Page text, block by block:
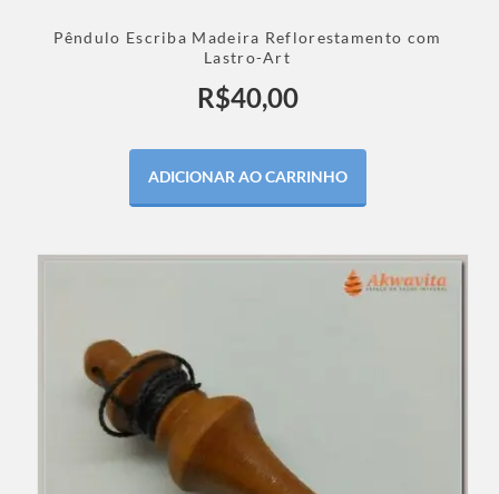
Pêndulo Escriba Madeira Reflorestamento com
Lastro-Art
R$40,00
ADICIONAR AO CARRINHO